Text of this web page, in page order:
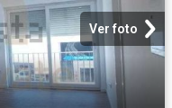
Ver foto